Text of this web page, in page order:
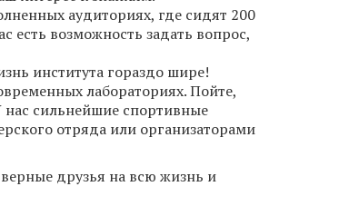
аудиториях, где сидят 200
есть возможность задать вопрос,
института гораздо шире!
лабораториях. Пойте,
нас сильнейшие спортивные
отряда или организаторами
друзья на всю жизнь и